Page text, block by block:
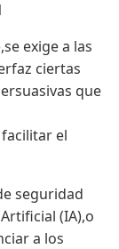
,se exige a las
ciertas
que
el
seguridad
(IA),o
a los